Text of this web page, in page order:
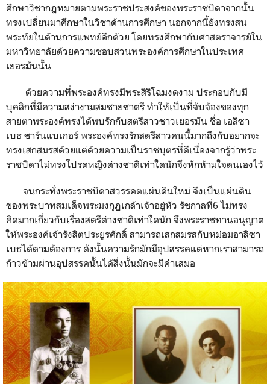
ศึกษาวิชากฎหมายตามพระราชประสงค์ของพระราชบิดาจากนั้น
ทรงเปลี่ยนมาศึกษาในวิชาด้านการศึกษา นอกจากนี้ยังทรงสน
พระทัยในด้านการแพทย์อีกด้วย โดยทรงศึกษากับศาสตราจารย์ใน
มหาวิทยาลัยด้วยความชอบส่วนพระองค์การศึกษาในประเทศ
เยอรมันนั้น
ด้วยความที่พระองค์ทรงมีพระสิริโฉมงดงาม ประกอบกับมี
บุคลิกที่มีความสง่างามสมชายชาตรี ทำให้เป็นที่จับจ้องของทุก
สายตาพระองค์ทรงได้พบรักกับสตรีสาวชาวเยอรมัน ชื่อ เอลิซา
เบธ ชาร์นแบเกอร์ พระองค์ทรงรักสตรีสาวคนนี้มากถึงกับอยากจะ
ทรงเสกสมรสด้วยแต่ด้วยความเป็นราชบุตรที่ดีเนื่องจากรู้ว่าพระ
ราชบิดาไม่ทรงโปรดหญิงต่างชาติเท่าใดนักจึงหักห้ามใจตนเองไว้
จนกระทั่งพระราชบิดาสวรรคตแผ่นดินใหม่ จึงเป็นแผ่นดิน
ของพระบาทสมเด็จพระมงกุฏเกล้าเจ้าอยู่หัว รัชกาลที่6 ไม่ทรง
คิดมากเกี่ยวกับเรื่องสตรีต่างชาติเท่าใดนัก จึงพระราชทานอนุญาต
ให้พระองค์เจ้ารังสิตประยูรศักดิ์ สามารถเสกสมรสกับหม่อมอาลิซา
เบธได้ตามต้องการ ดังนั้นความรักมักมีอุปสรรคแต่หากเราสามารถ
ก้าวข้ามผ่านอุปสรรคนั้นได้สิ่งนั้นมักจะมีค่าเสมอ